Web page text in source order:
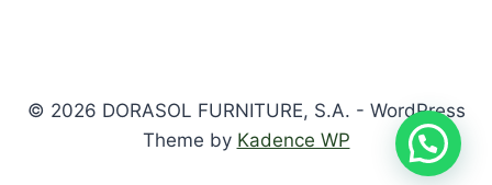
© 2026 DORASOL FURNITURE, S.A. - WordPress
Theme by Kadence WP